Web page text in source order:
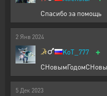
Спасибо за помощь
2 Янв 2024
KoT_777 +
5 Дек 2023